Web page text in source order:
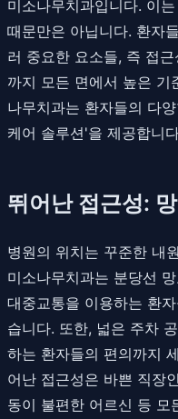
미소나무치과입니다. 이
때문만은 아닙니다. 환자
러 중요한 요소들, 즉 접
까지 모든 면에서 높은 기
나무치과는 환자들의 다
케어 솔루션'을 제공합니
뛰어난 접근성:
병원의 위치는 꾸준한 내
미소나무치과는 분당선
대중교통을 이용하는 환
습니다. 또한, 넓은 주차
하는 환자들의 편의까지
어난 접근성은 바쁜 직장
동이 불편한 어르신 등 모